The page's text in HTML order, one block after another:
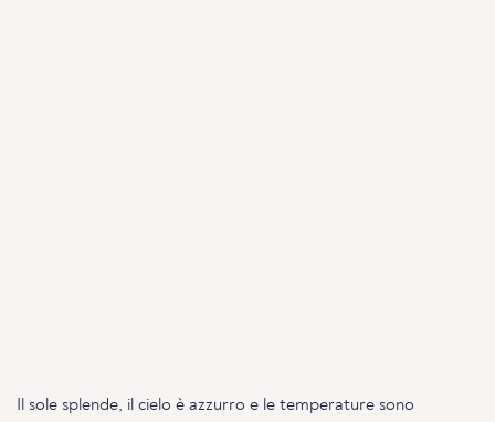
Il sole splende, il cielo è azzurro e le temperature sono